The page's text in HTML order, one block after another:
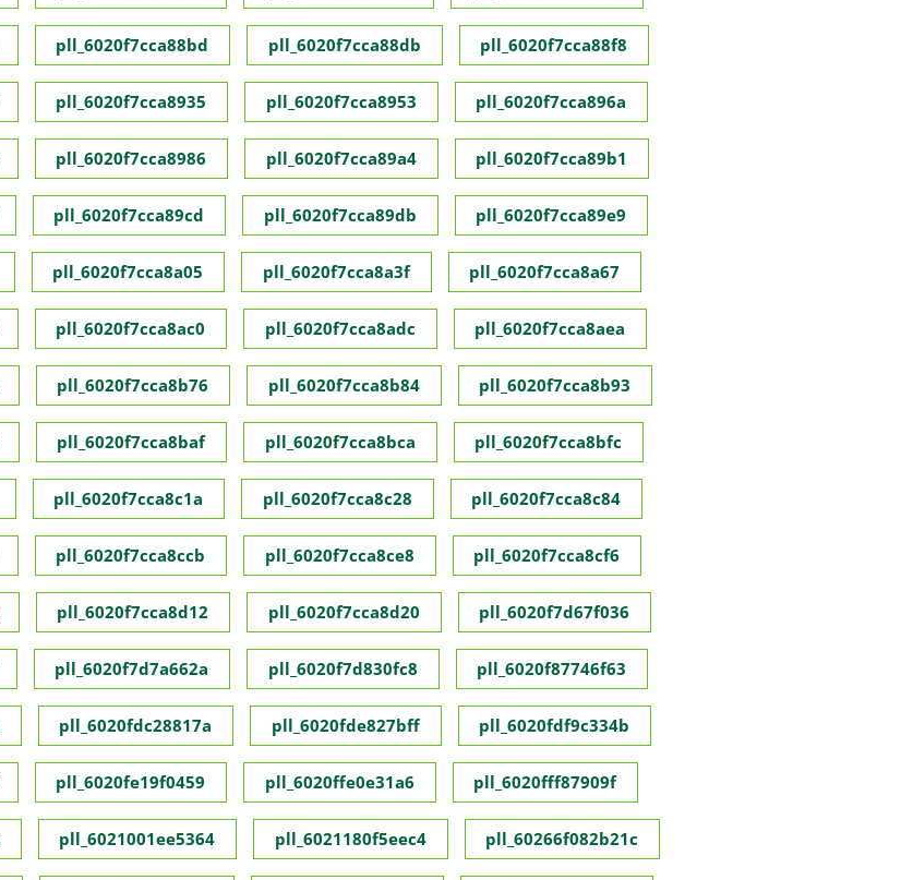
pll_6020f7cca88bd pll_6020f7cca88db pll_6020f7cca88f8
pll_6020f7cca8935 pll_6020f7cca8953 pll_6020f7cca896a
pll_6020f7cca8986 pll_6020f7cca89a4 pll_6020f7cca89b1
pll_6020f7cca89cd pll_6020f7cca89db pll_6020f7cca89e9
pll_6020f7cca8a05 pll_6020f7cca8a3f pll_6020f7cca8a67
pll_6020f7cca8ac0 pll_6020f7cca8adc pll_6020f7cca8aea
pll_6020f7cca8b76 pll_6020f7cca8b84 pll_6020f7cca8b93
pll_6020f7cca8baf pll_6020f7cca8bca pll_6020f7cca8bfc
pll_6020f7cca8c1a pll_6020f7cca8c28 pll_6020f7cca8c84
pll_6020f7cca8ccb pll_6020f7cca8ce8 pll_6020f7cca8cf6
pll_6020f7cca8d12 pll_6020f7cca8d20 pll_6020f7d67f036
pll_6020f7d7a662a pll_6020f7d830fc8 pll_6020f87746f63
pll_6020fdc28817a pll_6020fde827bff pll_6020fdf9c334b
pll_6020fe19f0459 pll_6020ffe0e31a6 pll_6020fff87909f
pll_6021001ee5364 pll_6021180f5eec4 pll_60266f082b21c